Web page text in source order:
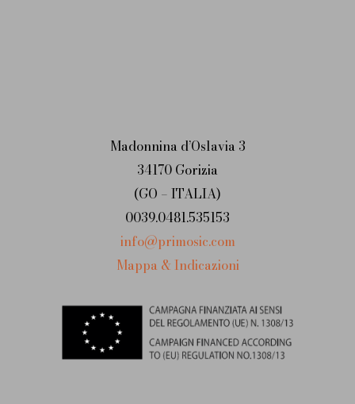
Madonnina d’Oslavia 3
34170 Gorizia
(GO – ITALIA)
0039.0481.535153
info@primosic.com
Mappa & Indicazioni